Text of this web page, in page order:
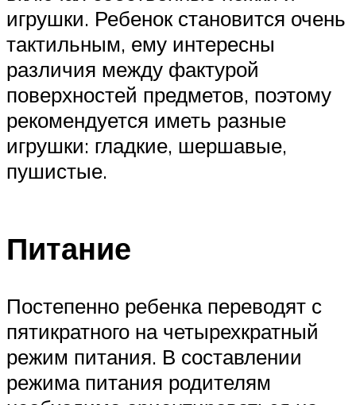
игрушки. Ребенок становится очень
тактильным, ему интересны
различия между фактурой
поверхностей предметов, поэтому
рекомендуется иметь разные
игрушки: гладкие, шершавые,
пушистые.
Питание
Постепенно ребенка переводят с
пятикратного на четырехкратный
режим питания. В составлении
режима питания родителям